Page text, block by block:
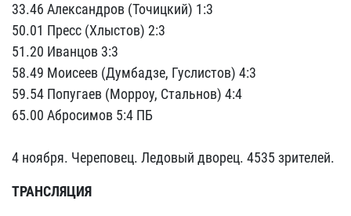
33.46 Александров (Точицкий) 1:3
50.01 Пресс (Хлыстов) 2:3
51.20 Иванцов 3:3
58.49 Моисеев (Думбадзе, Гуслистов) 4:3
59.54 Попугаев (Морроу, Стальнов) 4:4
65.00 Абросимов 5:4 ПБ
4 ноября. Череповец. Ледовый дворец. 4535 зрителей.
ТРАНСЛЯЦИЯ